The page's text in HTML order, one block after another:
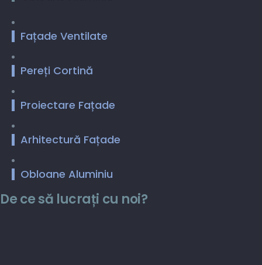
Fațade Ventilate
Pereți Cortină
Proiectare Fațade
Arhitectură Fațade
Obloane Aluminiu
De ce să lucrați cu noi?